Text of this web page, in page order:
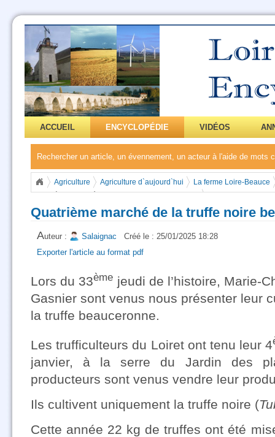
ACCUEIL ENCYCLOPÉDIE VIDÉOS
Rechercher un article, un évennement, un acteur à l'aide de mots
Agriculture Agriculture d`aujourd`hui
La ferme Loire-Beauce
Quatrième marché de la truffe noire beauceronne
Quatrième marché de la truffe noire
Auteur : Salaignac
Créé le : 25/01/2025 18:28
Exporter l'article au format pdf
Lors du 33ème jeudi de l’histoire, Marie-
Gasnier sont venus nous présenter leur
la truffe beauceronne.
Les trufficulteurs du Loiret ont tenu leur 4
janvier, à la serre du Jardin des
producteurs sont venus vendre leur
Ils cultivent uniquement la truffe noire (
Cette année 22 kg de truffes ont été